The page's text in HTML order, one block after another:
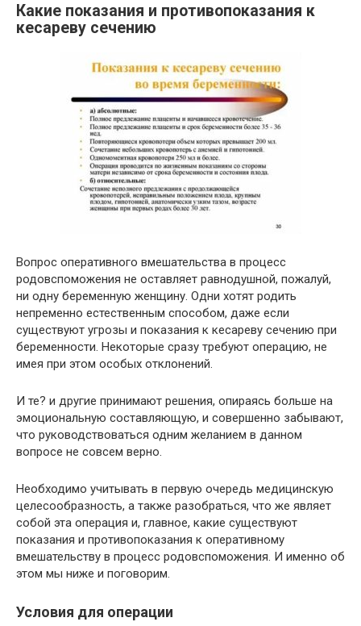
Какие показания и противопоказания к
кесареву сечению
Вопрос оперативного вмешательства в процесс
родовспоможения не оставляет равнодушной, пожалуй,
ни одну беременную женщину. Одни хотят родить
непременно естественным способом, даже если
существуют угрозы и показания к кесареву сечению при
беременности. Некоторые сразу требуют операцию, не
имея при этом особых отклонений.
И те? и другие принимают решения, опираясь больше на
эмоциональную составляющую, и совершенно забывают,
что руководствоваться одним желанием в данном
вопросе не совсем верно.
Необходимо учитывать в первую очередь медицинскую
целесообразность, а также разобраться, что же являет
собой эта операция и, главное, какие существуют
показания и противопоказания к оперативному
вмешательству в процесс родовспоможения. И именно об
этом мы ниже и поговорим.
Условия для операции